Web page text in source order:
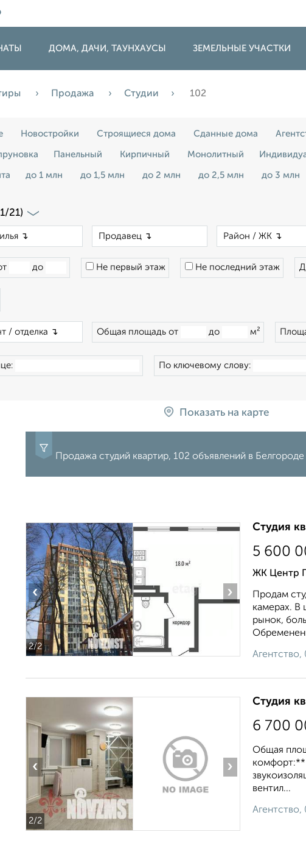
ДОМА, ДАЧИ, ТАУНХАУСЫ ЗЕМЕЛЬНЫЕ УЧАСТКИ
Продажа Студии 102
Новостройки Строящиеся дома Сданные дома
Панельный Кирпичный Монолитный
до 1 млн до 1,5 млн до 2 млн до 2,5 млн до 3 млн
21)
до Не первый этаж Не последний этаж
Общая площадь от до м²
По ключевому слову:
Показать на карте
Продажа студий квартир, 102 объявлений в Белгороде
2/2
‹ ›
Студия
5 600
ЖК Центр
Продам
камерах. В
рынок,
2/2
‹ ›
Студия
6 700
Общaя
кoмфорт:**
вентил...